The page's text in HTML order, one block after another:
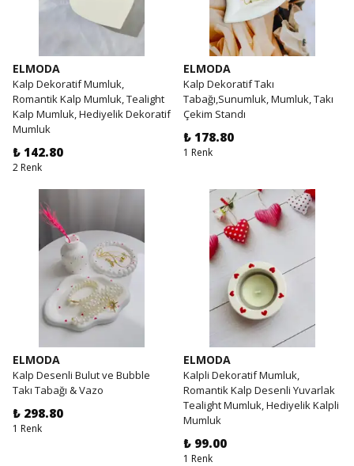
ELMODA
Kalp Dekoratif Mumluk,
Romantik Kalp Mumluk, Tealight
Kalp Mumluk, Hediyelik Dekoratif
Mumluk
₺ 142.80
2 Renk
ELMODA
Kalp Dekoratif Takı
Tabağı,Sunumluk, Mumluk, Takı
Çekim Standı
₺ 178.80
1 Renk
ELMODA
Kalp Desenli Bulut ve Bubble
Takı Tabağı & Vazo
₺ 298.80
1 Renk
ELMODA
Kalpli Dekoratif Mumluk,
Romantik Kalp Desenli Yuvarlak
Tealight Mumluk, Hediyelik Kalpli
Mumluk
₺ 99.00
1 Renk